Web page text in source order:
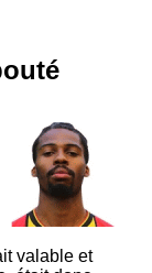
valable et